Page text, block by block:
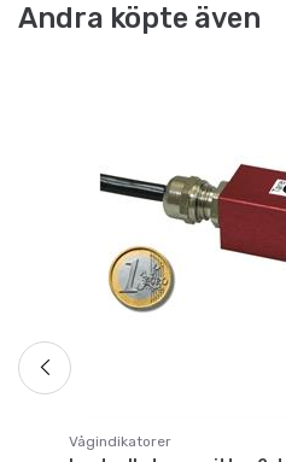
Andra köpte även
Vågindikatorer